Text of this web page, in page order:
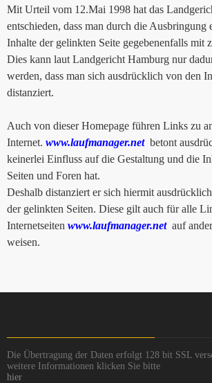
Mit Urteil vom 12.Mai 1998 hat das
entschieden, dass man durch die Ausbringung
Inhalte der gelinkten Seite gegebenenfalls mit
Dies kann laut Landgericht Hamburg nur
werden, dass man sich ausdrücklich von den
distanziert.
Auch von dieser Homepage führen Links zu
Internet. www.laufmanager.netbetont
keinerlei Einfluss auf die Gestaltung und die
Seiten und Foren hat.
Deshalb distanziert er sich hiermit
der gelinkten Seiten. Diese gilt auch für alle
Internetseiten www.laufmanager.net auf
weisen.
Die Übertragung der Daten erfolgt 128 bit SSL
weitere Informationen klicken Sie bitte
hier